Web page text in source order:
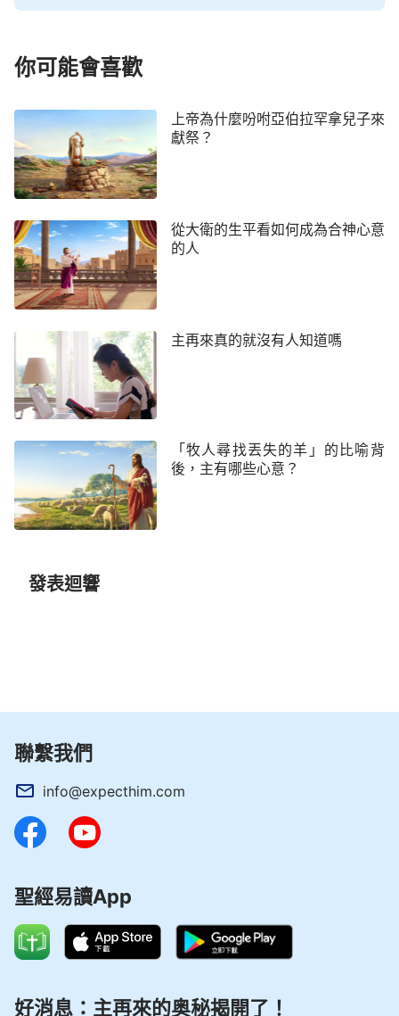
讀完這段話，易謙的眼睛濕潤了，對於約伯咒詛
自己的生日一事，他曾在腦海中多次猜測，無非就是
對約伯的信產生各種懷疑，覺得他是因試煉而軟弱、
埋怨神，卻沒曾想過，這竟然也證實著約伯對神的信
與順服。通過讀這段話，他的疑惑徹底被解開了，他
真實地承認神鑒察人心肺腑，約伯無愧於「完全人」
於是，他趕緊找到張弟兄，與他交通了這段
話……
法。他為什麼會咒詛自己的生日。原來約伯在那樣痛
苦的環境裡，他感受到神向他掩面的同時，也感受到
了神在為他擔憂、傷痛，不忍心看到他受到這些痛
苦。因著他的完全正直，更因著他對神的信與順服，
他想要戰勝肉體的軟弱，但又痛恨自己無法超脫肉體
人，但是心裡一直很困惑，約伯那麼完全正直，怎麼
還能咒詛自己的生日呢？今天通過讀這段話我才明
白，約伯在極度痛苦下，有這樣的表現真的是高於我
們所有的人。」說著，他有些哽咽。
易謙推心置腹地說：「想起年前我生了一場大
意，可是，當我忍受病痛的折磨，肉體受痛苦時，雖
然我嘴上沒有說埋怨神的話，但是心裡卻想著神怎麼
不保守我呢。現在想想，自己在試煉中所表現的對神
都是誤解與埋怨。而約伯雖然肉體痛苦軟弱，但他寧
你可能會喜歡
上帝為什麼吩咐亞伯拉罕拿兒子來
獻祭？
從大衛的生平看如何成為合神心意
的人
主再來真的就沒有人知道嗎
「牧人尋找丟失的羊」的比喻背
後，主有哪些心意？
發表迴響
聯繫我們
info@expecthim.com
聖經易讀App
好消息：主再來的奥秘揭開了！